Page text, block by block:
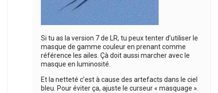
Si tu as la version 7 de LR, tu peux tenter d’utiliser le
masque de gamme couleur en prenant comme
référence les ailes. Çà doit aussi marcher avec le
masque en luminosité.
Et la netteté c’est à cause des artefacts dans le ciel
bleu. Pour éviter ça, ajuste le curseur « masquage ».